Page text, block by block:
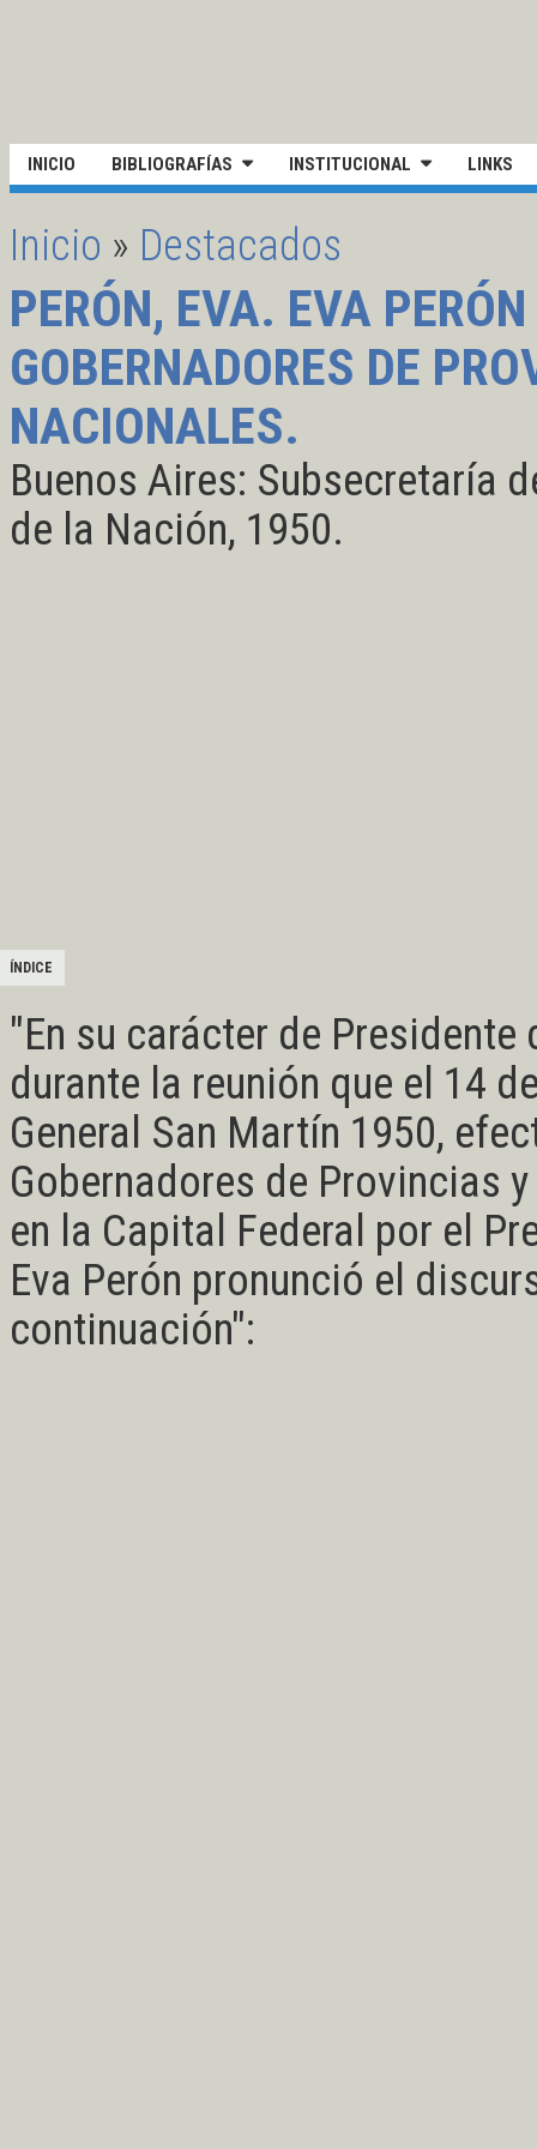
Pasar al contenido principal
INICIO BIBLIOGRAFÍAS INSTITUCIONAL LINKS
SE ENCUENTRA USTED AQUÍ
Inicio » Destacados
PERÓN, EVA. EVA
GOBERNADORES DE
NACIONALES.
Buenos Aires: Subsecretaría
de la Nación, 1950.
ÍNDICE
"En su carácter de
durante la reunión que el 14
General San Martín 1950,
Gobernadores de Provincias
en la Capital Federal por el
Eva Perón pronunció el
continuación":